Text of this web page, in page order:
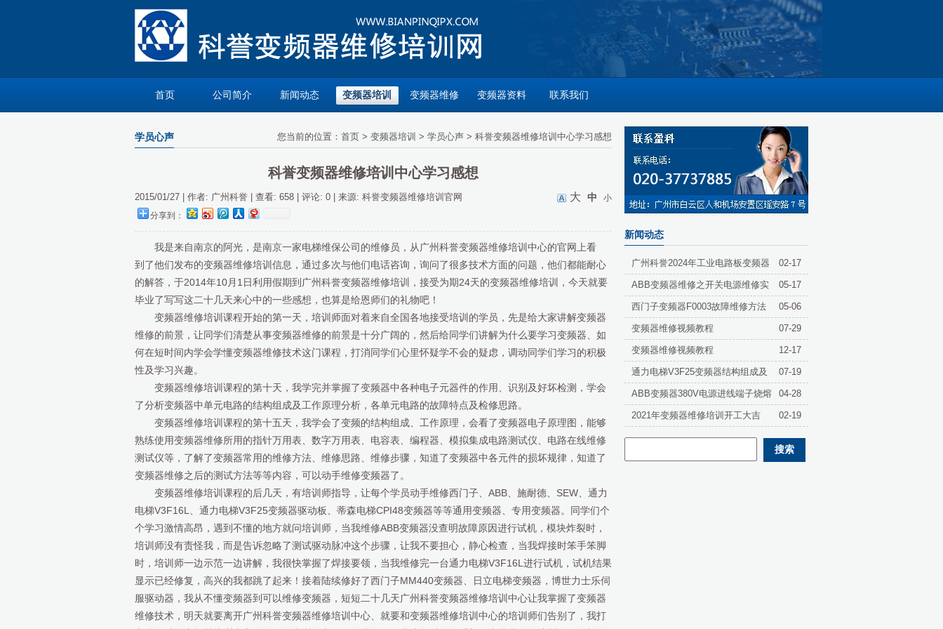
首页 公司简介 新闻动态 变频器培训 变频器维修 变频器资料 联系我们
您当前的位置： 首页 > 变频器培训 > 学员心声 > 科誉变频器维修培训中心学习感想
学员心声
科誉变频器维修培训中心学习感想
大 中 小
2015/01/27 | 作者: 广州科誉 | 查看: 658 | 评论: 0 | 来源: 科誉变频器维修培训官网
分享到：
我是来自南京的阿光，是南京一家电梯维保公司的维修员，从广州科誉变频器维修培训中心的官网上看
到了他们发布的变频器维修培训信息，通过多次与他们电话咨询，询问了很多技术方面的问题，他们都能耐心
的解答，于2014年10月1日利用假期到广州科誉变频器维修培训，接受为期24天的变频器维修培训，今天就要
毕业了写写这二十几天来心中的一些感想，也算是给恩师们的礼物吧！
变频器维修培训课程开始的第一天，培训师面对着来自全国各地接受培训的学员，先是给大家讲解变频器
维修的前景，让同学们清楚从事变频器维修的前景是十分广阔的，然后给同学们讲解为什么要学习变频器、如
何在短时间内学会学懂变频器维修技术这门课程，打消同学们心里怀疑学不会的疑虑，调动同学们学习的积极
性及学习兴趣。
变频器维修培训课程的第十天，我学完并掌握了变频器中各种电子元器件的作用、识别及好坏检测，学会
了分析变频器中单元电路的结构组成及工作原理分析，各单元电路的故障特点及检修思路。
变频器维修培训课程的第十五天，我学会了变频的结构组成、工作原理，会看了变频器电子原理图，能够
熟练使用变频器维修所用的指针万用表、数字万用表、电容表、编程器、模拟集成电路测试仪、电路在线维修
测试仪等，了解了变频器常用的维修方法、维修思路、维修步骤，知道了变频器中各元件的损坏规律，知道了
变频器维修之后的测试方法等等内容，可以动手维修变频器了。
变频器维修培训课程的后几天，有培训师指导，让每个学员动手维修西门子、ABB、施耐德、SEW、通力
电梯V3F16L、通力电梯V3F25变频器驱动板、蒂森电梯CPI48变频器等等通用变频器、专用变频器。同学们个
个学习激情高昂，遇到不懂的地方就问培训师，当我维修ABB变频器没查明故障原因进行试机，模块炸裂时，
培训师没有责怪我，而是告诉忽略了测试驱动脉冲这个步骤，让我不要担心，静心检查，当我焊接时笨手笨脚
时，培训师一边示范一边讲解，我很快掌握了焊接要领，当我维修完一台通力电梯V3F16L进行试机，试机结果
显示已经修复，高兴的我都跳了起来！接着陆续修好了西门子MM440变频器、日立电梯变频器，博世力士乐伺
服驱动器，我从不懂变频器到可以维修变频器，短短二十几天广州科誉变频器维修培训中心让我掌握了变频器
维修技术，明天就要离开广州科誉变频器维修培训中心、就要和变频器维修培训中心的培训师们告别了，我打
新闻动态
02-17
广州科誉2024年工业电路板变频器
维修培训开工大吉
05-17
ABB变频器维修之开关电源维修实
例
05-06
西门子变频器F0003故障维修方法
07-29
变频器维修视频教程
12-17
变频器维修视频教程
07-19
通力电梯V3F25变频器结构组成及
各部分功能详解
04-28
ABB变频器380V电源进线端子烧熔
原因分析与维修
02-19
2021年变频器维修培训开工大吉